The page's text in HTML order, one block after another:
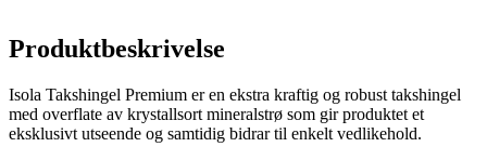
Produktbeskrivelse
Isola Takshingel Premium er en ekstra kraftig og robust takshingel
med overflate av krystallsort mineralstrø som gir produktet et
eksklusivt utseende og samtidig bidrar til enkelt vedlikehold.